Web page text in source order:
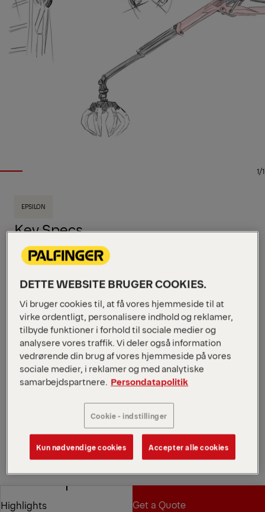
1/1
EPSILON
Key Specs
Maks. rækkevidde
Maks. løftemoment
Denne recycling-kran af L-typen fra vores
Epsolution-serie har en løfteevne på 11 tm og fås i
fem armlængder: 7,5 m, 8,0 m, 8,0 m (V), 8,3 m, og
9,6 m. M110L er udstyret med Epscope, Epslink og
HPSC og tilbyder seks forskellige betjeningsmetoder.
*Afhænger af den valgte variant og det valgte
udstyr.
Open Diagrams
Request a Quote
Find Sales Partner
Find Sales Partner
Highlights
Get a Quote
Diagrams
DETTE WEBSITE BRUGER COOKIES.
Vi bruger cookies til, at få vores hjemmeside til at
virke ordentligt, personalisere indhold og reklamer,
tilbyde funktioner i forhold til sociale medier og
analysere vores traffik. Vi deler også information
vedrørende din brug af vores hjemmeside på vores
sociale medier, i reklamer og med analytiske
samarbejdspartnere. Persondatapolitik
Cookie - indstillinger
Kun nødvendige cookies Accepter alle cookies